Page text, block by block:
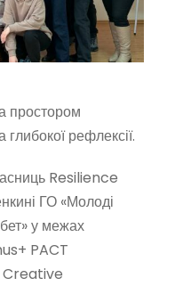
простором
рефлексії.
Resilience
ГО «Молоді
у межах
PACT